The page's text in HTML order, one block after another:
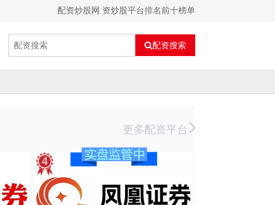
配资炒股网 资炒股平台排名前十榜单
配资搜索
更多配资平台